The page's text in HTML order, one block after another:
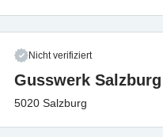
Nicht verifiziert
Gusswerk
5020 Salzburg